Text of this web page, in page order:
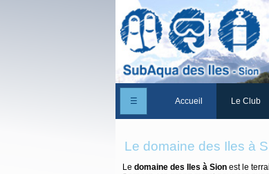
☰ Accueil Le Club
Le domaine des Iles à
Le domaine des Iles à Sion est le